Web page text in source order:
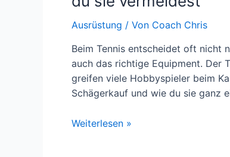
Ausrüstung / Von Coach Chris
Beim Tennis entscheidet oft nicht
auch das richtige Equipment. Der
greifen viele Hobbyspieler beim
Schägerkauf und wie du sie ganz
5
Weiterlesen »